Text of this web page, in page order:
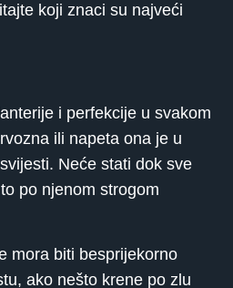
koji znaci su najveći
i perfekcije u svakom
ili napeta ona je u
Neće stati dok sve
po njenom strogom
mora biti besprijekorno
ako nešto krene po zlu